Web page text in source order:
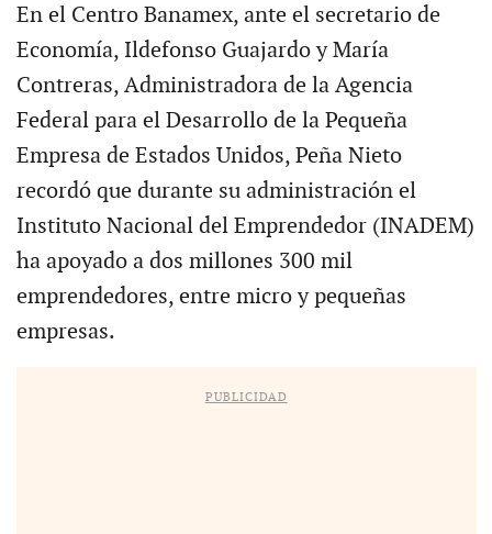
En el Centro Banamex, ante el secretario de
Economía, Ildefonso Guajardo y María
Contreras, Administradora de la Agencia
Federal para el Desarrollo de la Pequeña
Empresa de Estados Unidos, Peña Nieto
recordó que durante su administración el
Instituto Nacional del Emprendedor (INADEM)
ha apoyado a dos millones 300 mil
emprendedores, entre micro y pequeñas
empresas.
PUBLICIDAD